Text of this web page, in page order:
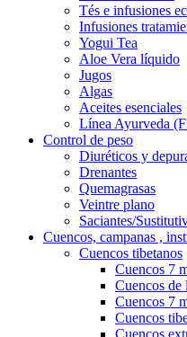
Tés e infusiones
Infusiones
Yogui Tea
Aloe Vera líquido
Jugos
Algas
Aceites esenciales
Línea Ayurveda
Control de peso
Diuréticos y
Drenantes
Quemagrasas
Veintre plano
Saciantes/
Cuencos, campanas ,
Cuencos tibetanos
Cuencos 7
Cuencos de
Cuencos 7
Cuencos
Cuencos